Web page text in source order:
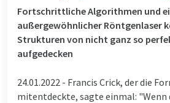
Fortschrittliche Algorithmen und
außergewöhnlicher Röntgenlaser
Strukturen von nicht ganz so
aufgedecken
24.01.2022 - Francis Crick, der die
mitentdeckte, sagte einmal: "Wenn